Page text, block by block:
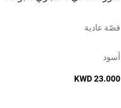
قصّة عادية
أسود
KWD 23.000